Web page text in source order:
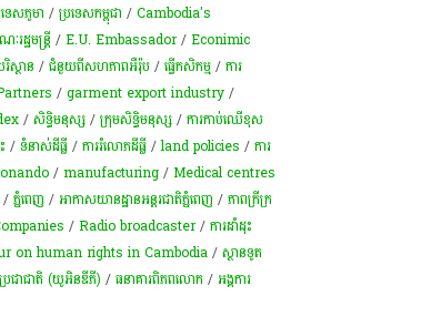
េសភូមា /ប្រទេសកម្ពុជា /Cambodia's
រដ្ឋមន្រ្តី /E.U. Embassador/Econimic
ស្ថាន /ជំនួយពីសហភាពអឺរ៉ុប/ធ្វើកសិកម្ម/ការ
/garment export industry/
/សិទ្ធិមនុស្ស/ក្រុមសិទ្ធិមនុស្ស/ការកាប់ឈើខុស
/​ទំនាស់​ដីធ្លី​/ការ​រំលោភ​ដីធ្លី​/land policies /ការ
/manufacturing/Medical centres
/ភ្នំពេញ /អាកាសយានដ្ឋានអន្តរជាតិភ្នំពេញ /ភាពក្រីក្រ
/Radio broadcaster/ការ​ដាំដុះ​
on human rights in Cambodia/ស្ថានទូត
រជាជាតិ (យូអិនឌីភី) /ធនាគារពិភពលោក/អង្គការ​